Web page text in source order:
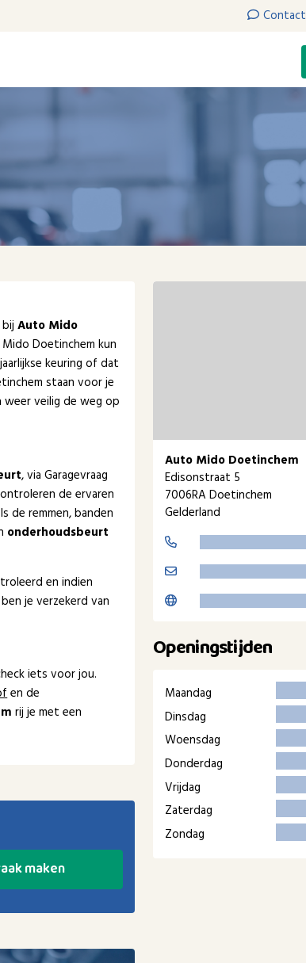
Contact
bijAuto Mido
Doetinchem kun
keuring of dat
staan voor je
veilig de weg op
, via Garagevraag
de ervaren
de remmen, banden
onderhoudsbeurt
en indien
je verzekerd van
iets voor jou.
en de
rij je met een
maken
Auto Mido Doetinchem
Edisonstraat 5
7006RA Doetinchem
Gelderland
Openingstijden
Maandag
Dinsdag
Woensdag
Donderdag
Vrijdag
Zaterdag
Zondag